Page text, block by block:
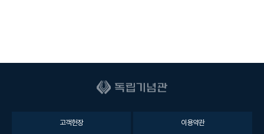
고객헌장 이용약관